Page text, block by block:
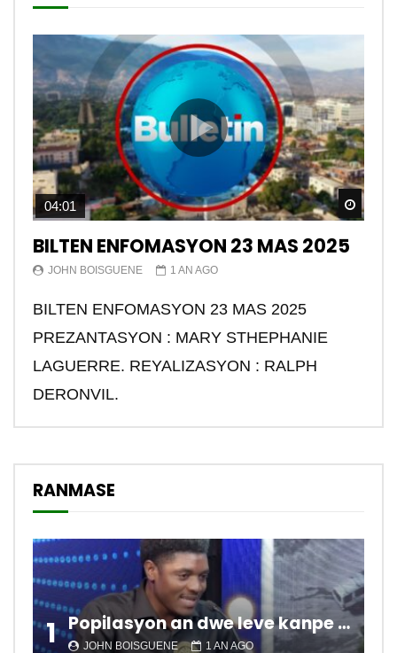
04:01
BILTEN ENFOMASYON 23 MAS 2025
JOHN BOISGUENE 1 AN AGO
BILTEN ENFOMASYON 23 MAS 2025
PREZANTASYON : MARY STHEPHANIE
LAGUERRE. REYALIZASYON : RALPH
DERONVIL.
RANMASE
1 Popilasyon an dwe leve kanpe pou chanje sitiyasyon kawotik l’ap viv nan peyi a.
JOHN BOISGUENE 1 AN AGO